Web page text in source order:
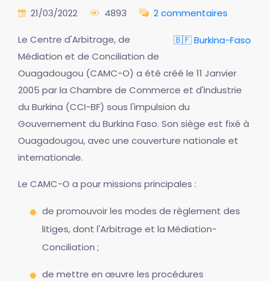
21/03/2022 4893 2 commentaires
🇧🇫 Burkina-Faso
Le Centre d'Arbitrage, de
Médiation et de Conciliation de
Ouagadougou (CAMC-O) a été créé le 11 Janvier
2005 par la Chambre de Commerce et d'Industrie
du Burkina (CCI-BF) sous l'impulsion du
Gouvernement du Burkina Faso. Son siège est fixé à
Ouagadougou, avec une couverture nationale et
internationale.
Le CAMC-O a pour missions principales :
de promouvoir les modes de règlement des
litiges, dont l'Arbitrage et la Médiation-
Conciliation ;
de mettre en œuvre les procédures